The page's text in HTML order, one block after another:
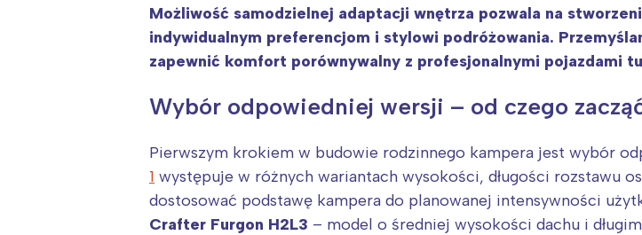
Możliwość samodzielnej adaptacji wnętrza pozwala na
indywidualnym preferencjom i stylowi podróżowania.
zapewnić komfort porównywalny z profesjonalnymi pojazdami
Wybór odpowiedniej wersji – od czego
Pierwszym krokiem w budowie rodzinnego kampera jest wybór
1 występuje w różnych wariantach wysokości, długości rozstawu
dostosować podstawę kampera do planowanej intensywności
Crafter Furgon H2L3 – model o średniej wysokości dachu i